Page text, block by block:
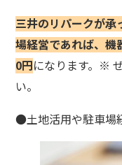
三井のリパークが承
場経営であれば、機
0円になります。※
い。
●土地活用や駐車場